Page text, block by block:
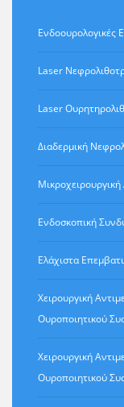
Ενδοουρολογικές
Laser
Laser
Διαδερμική
Ενδοσκοπική
Ελάχιστα
Χειρουργική
Ουροποιητικού
Χειρουργική
Ουροποιητικού